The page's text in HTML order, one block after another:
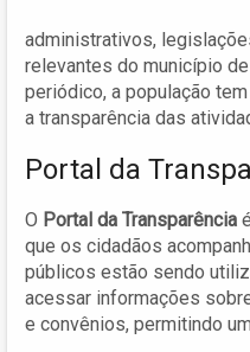
administrativos,
relevantes do município
periódico, a população
a transparência das
Portal da
O Portal da Transparência
que os cidadãos
públicos estão sendo
acessar informações
e convênios, permitindo